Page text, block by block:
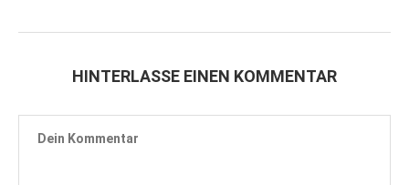
HINTERLASSE EINEN KOMMENTAR